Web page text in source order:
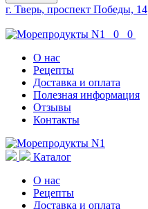
г. Тверь, проспект Победы, 14
0
0
О нас
Рецепты
Доставка и оплата
Полезная информация
Отзывы
Контакты
Каталог
О нас
Рецепты
Доставка и оплата